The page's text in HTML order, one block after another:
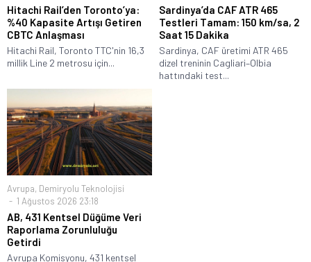
Hitachi Rail’den Toronto’ya:
%40 Kapasite Artışı Getiren
CBTC Anlaşması
Hitachi Rail, Toronto TTC'nin 16,3
millik Line 2 metrosu için...
Sardinya’da CAF ATR 465
Testleri Tamam: 150 km/sa, 2
Saat 15 Dakika
Sardinya, CAF üretimi ATR 465
dizel treninin Cagliari–Olbia
hattındaki test...
Avrupa, Demiryolu Teknolojisi
1 Ağustos 2026 23:18
AB, 431 Kentsel Düğüme Veri
Raporlama Zorunluluğu
Getirdi
Avrupa Komisyonu, 431 kentsel